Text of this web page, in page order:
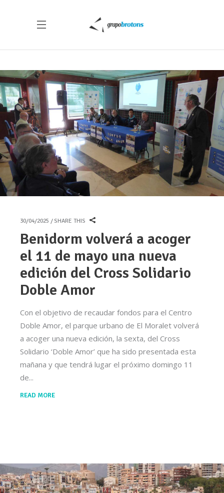
30/04/2025 SHARE THIS
Benidorm volverá a acoger
el 11 de mayo una nueva
edición del Cross Solidario
Doble Amor
Con el objetivo de recaudar fondos para el Centro
Doble Amor, el parque urbano de El Moralet volverá
a acoger una nueva edición, la sexta, del Cross
Solidario ‘Doble Amor’ que ha sido presentada esta
mañana y que tendrá lugar el próximo domingo 11
de
READ MORE